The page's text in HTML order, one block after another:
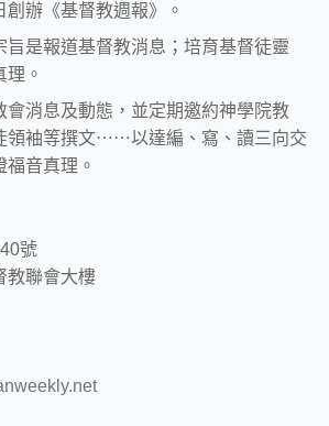
辦《基督教週報》。
旨是報道基督教消息；培育基督徒靈
。
會消息及動態，並定期邀約神學院教
領袖等撰文⋯⋯以達編、寫、讀三向交
音真理。
號
聯會大樓